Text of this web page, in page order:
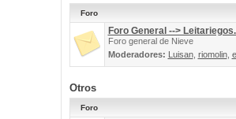
Foro
Foro General -->
Foro general de Nieve
Moderadores: Luisan, riomolin,
Otros
Foro